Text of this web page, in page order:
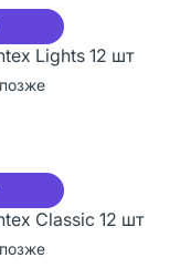
Lights 12 шт
Classic 12 шт